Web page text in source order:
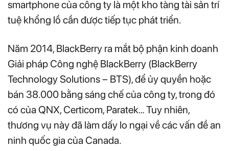
smartphone của công ty là một kho tàng tài sản trí
tuệ khổng lồ cần được tiếp tục phát triển.
Năm 2014, BlackBerry ra mắt bộ phận kinh doanh
Giải pháp Công nghệ BlackBerry (BlackBerry
Technology Solutions – BTS), để ủy quyền hoặc
bán 38.000 bằng sáng chế của công ty, trong đó
có của QNX, Certicom, Paratek… Tuy nhiên,
thương vụ này đã làm dấy lo ngại về các vấn đề an
ninh quốc gia của Canada.